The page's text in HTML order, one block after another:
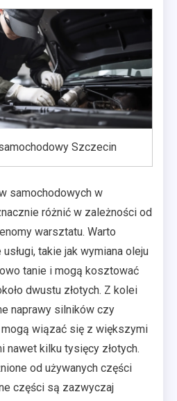
Szczecin
samochodowych w
różnić w zależności od
warsztatu. Warto
takie jak wymiana oleju
tanie i mogą kosztować
dwustu złotych. Z kolei
naprawy silników czy
mogą wiązać się z większymi
nawet kilku tysięcy złotych.
od używanych części
części są zazwyczaj